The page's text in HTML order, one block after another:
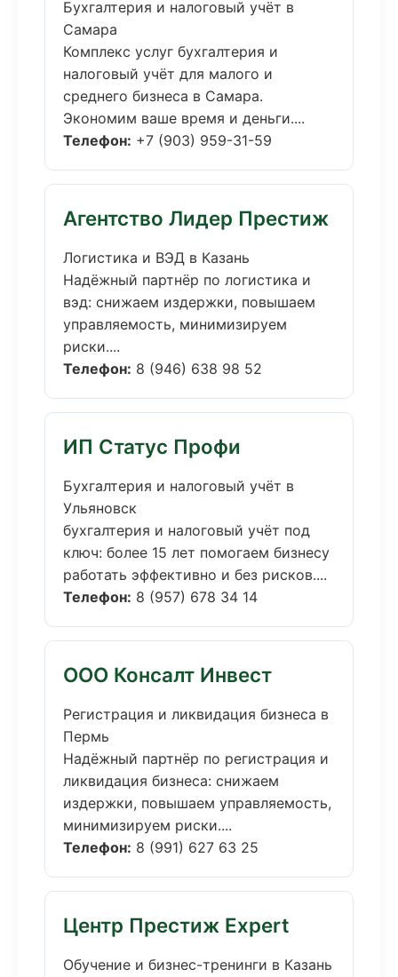
Бухгалтерия и налоговый учёт в
Самара
Комплекс услуг бухгалтерия и
налоговый учёт для малого и
среднего бизнеса в Самара.
Экономим ваше время и деньги....
Телефон: +7 (903) 959-31-59
Агентство Лидер Престиж
Логистика и ВЭД в Казань
Надёжный партнёр по логистика и
вэд: снижаем издержки, повышаем
управляемость, минимизируем
риски....
Телефон: 8 (946) 638 98 52
ИП Статус Профи
Бухгалтерия и налоговый учёт в
Ульяновск
бухгалтерия и налоговый учёт под
ключ: более 15 лет помогаем бизнесу
работать эффективно и без рисков....
Телефон: 8 (957) 678 34 14
ООО Консалт Инвест
Регистрация и ликвидация бизнеса в
Пермь
Надёжный партнёр по регистрация и
ликвидация бизнеса: снижаем
издержки, повышаем управляемость,
минимизируем риски....
Телефон: 8 (991) 627 63 25
Центр Престиж Expert
Обучение и бизнес-тренинги в Казань